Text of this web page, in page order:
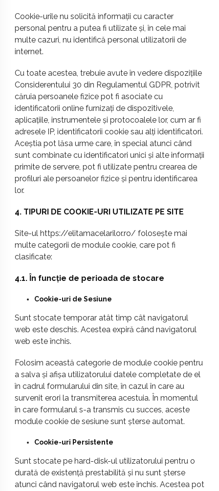
Cookie-urile nu solicită informații cu caracter
personal pentru a putea fi utilizate și, în cele mai
multe cazuri, nu identifică personal utilizatorii de
internet.
Cu toate acestea, trebuie avute în vedere dispozițiile
Considerentului 30 din Regulamentul GDPR, potrivit
căruia persoanele fizice pot fi asociate cu
identificatorii online furnizați de dispozitivele,
aplicațiile, instrumentele și protocoalele lor, cum ar fi
adresele IP, identificatorii cookie sau alți identificatori.
Aceștia pot lăsa urme care, în special atunci când
sunt combinate cu identificatori unici și alte informații
primite de servere, pot fi utilizate pentru crearea de
profiluri ale persoanelor fizice și pentru identificarea
lor.
4. TIPURI DE COOKIE-URI UTILIZATE PE SITE
Site-ul https://elitamacelarilor.ro/ folosește mai
multe categorii de module cookie, care pot fi
clasificate:
4.1. În funcție de perioada de stocare
Cookie-uri de Sesiune
Sunt stocate temporar atât timp cât navigatorul
web este deschis. Acestea expiră când navigatorul
web este închis.
Folosim această categorie de module cookie pentru
a salva și afișa utilizatorului datele completate de el
în cadrul formularului din site, în cazul în care au
survenit erori la transmiterea acestuia. În momentul
în care formularul s-a transmis cu succes, aceste
module cookie de sesiune sunt șterse automat.
Cookie-uri Persistente
Sunt stocate pe hard-disk-ul utilizatorului pentru o
durată de existență prestabilită și nu sunt șterse
atunci când navigatorul web este închis. Acestea pot